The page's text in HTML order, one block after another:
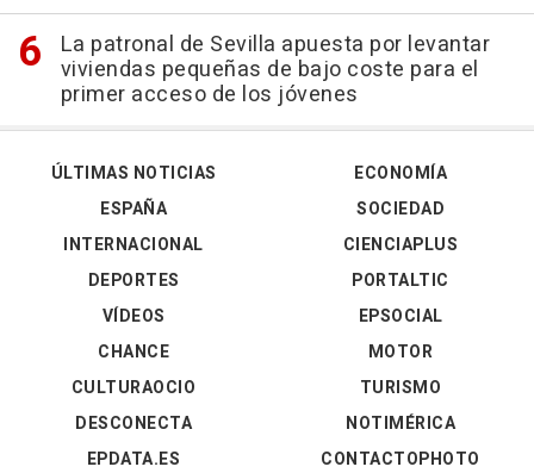
La patronal de Sevilla apuesta por levantar
viviendas pequeñas de bajo coste para el
primer acceso de los jóvenes
ÚLTIMAS NOTICIAS
ESPAÑA
INTERNACIONAL
DEPORTES
VÍDEOS
ECONOMÍA
SOCIEDAD
CIENCIAPLUS
PORTALTIC
EPSOCIAL
CHANCE
CULTURAOCIO
DESCONECTA
EPDATA.ES
MOTOR
TURISMO
NOTIMÉRICA
CONTACTOPHOTO